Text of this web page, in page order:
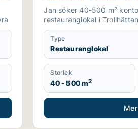
Jan söker 40-500 m²
restauranglokal i
Type
Restauranglokal
Storlek
40 - 500 m2